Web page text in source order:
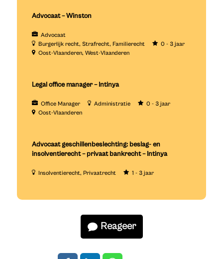
Advocaat – Winston
Advocaat
Burgerlijk recht Strafrecht Familierecht
0 - 3 jaar
Oost-Vlaanderen West-Vlaanderen
Legal office manager – Intinya
Office Manager Administratie
0 - 3 jaar
Oost-Vlaanderen
Advocaat geschillenbeslechting: beslag- en
insolventierecht – privaat bankrecht – Intinya
Insolventierecht Privaatrecht 1 - 3 jaar
Reageer